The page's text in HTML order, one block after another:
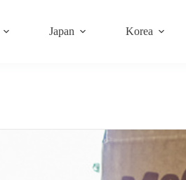
Japan Korea